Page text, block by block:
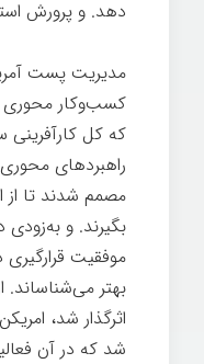
دهد. و پرورش
مدیریت پست
کسب‌وکار محوری
که كل کارآفرینی
راهبرد‌های محوری
مصمم شدند تا
بگیرند. و به‌زودی
موفقیت
بهتر می‌شناساند.
اثرگذار شد،
شد که در آن